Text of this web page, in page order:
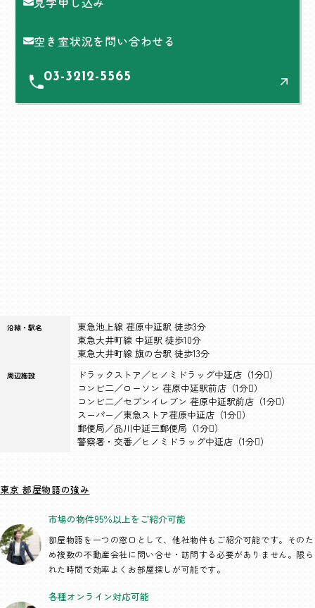
空き室状況を問い合わせる
03-3212-5565
沿線・駅名
東急池上線 荏原中延駅 徒歩3分
東急大井町線 中延駅 徒歩10分
東急大井町線 旗の台駅 徒歩13分
周辺施設
ドラックストア／ヒノミドラッグ中延店（1分）
コンビ二／ローソン 荏原中延駅前店（1分）
コンビ二／セブンイレブン 荏原中延駅前店（1分）
スーパー／東急ストア荏原中延店（1分）
郵便局／品川中延三郵便局（1分）
警察署・交番／ヒノミドラッグ中延店（1分）
東京 部屋物語の強み
市場の物件95％以上を ご紹介可能
部屋物語を一つの窓口として、他社物件もご紹介可能です。そのた
め複数の不動産会社に問い合せ・訪問する必要がありません。限ら
れた時間で効率よくお部屋探しが可能です。
各種オンライン対応可能